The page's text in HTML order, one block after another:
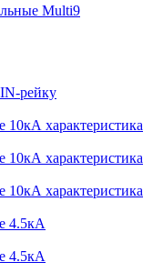
Multi9
рейку
характеристика
характеристика
характеристика
4.5кА
4.5кА